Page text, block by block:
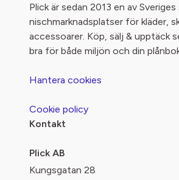
Plick är sedan 2013 en av
nischmarknadsplatser för kläder,
accessoarer. Köp, sälj & upptäck
bra för både miljön och din
Hantera cookies
Cookie policy
Kontakt
Plick AB
Kungsgatan 28